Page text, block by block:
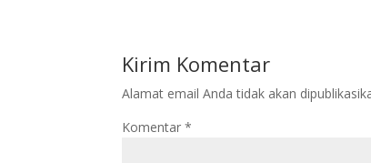
Kirim Komentar
Alamat email Anda tidak akan
Komentar*